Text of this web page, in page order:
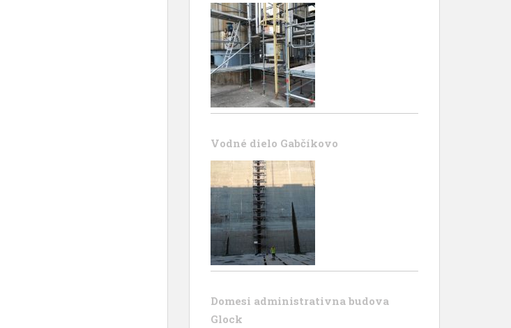
Vodné dielo Gabčíkovo
Domesi administrativna budova
Glock